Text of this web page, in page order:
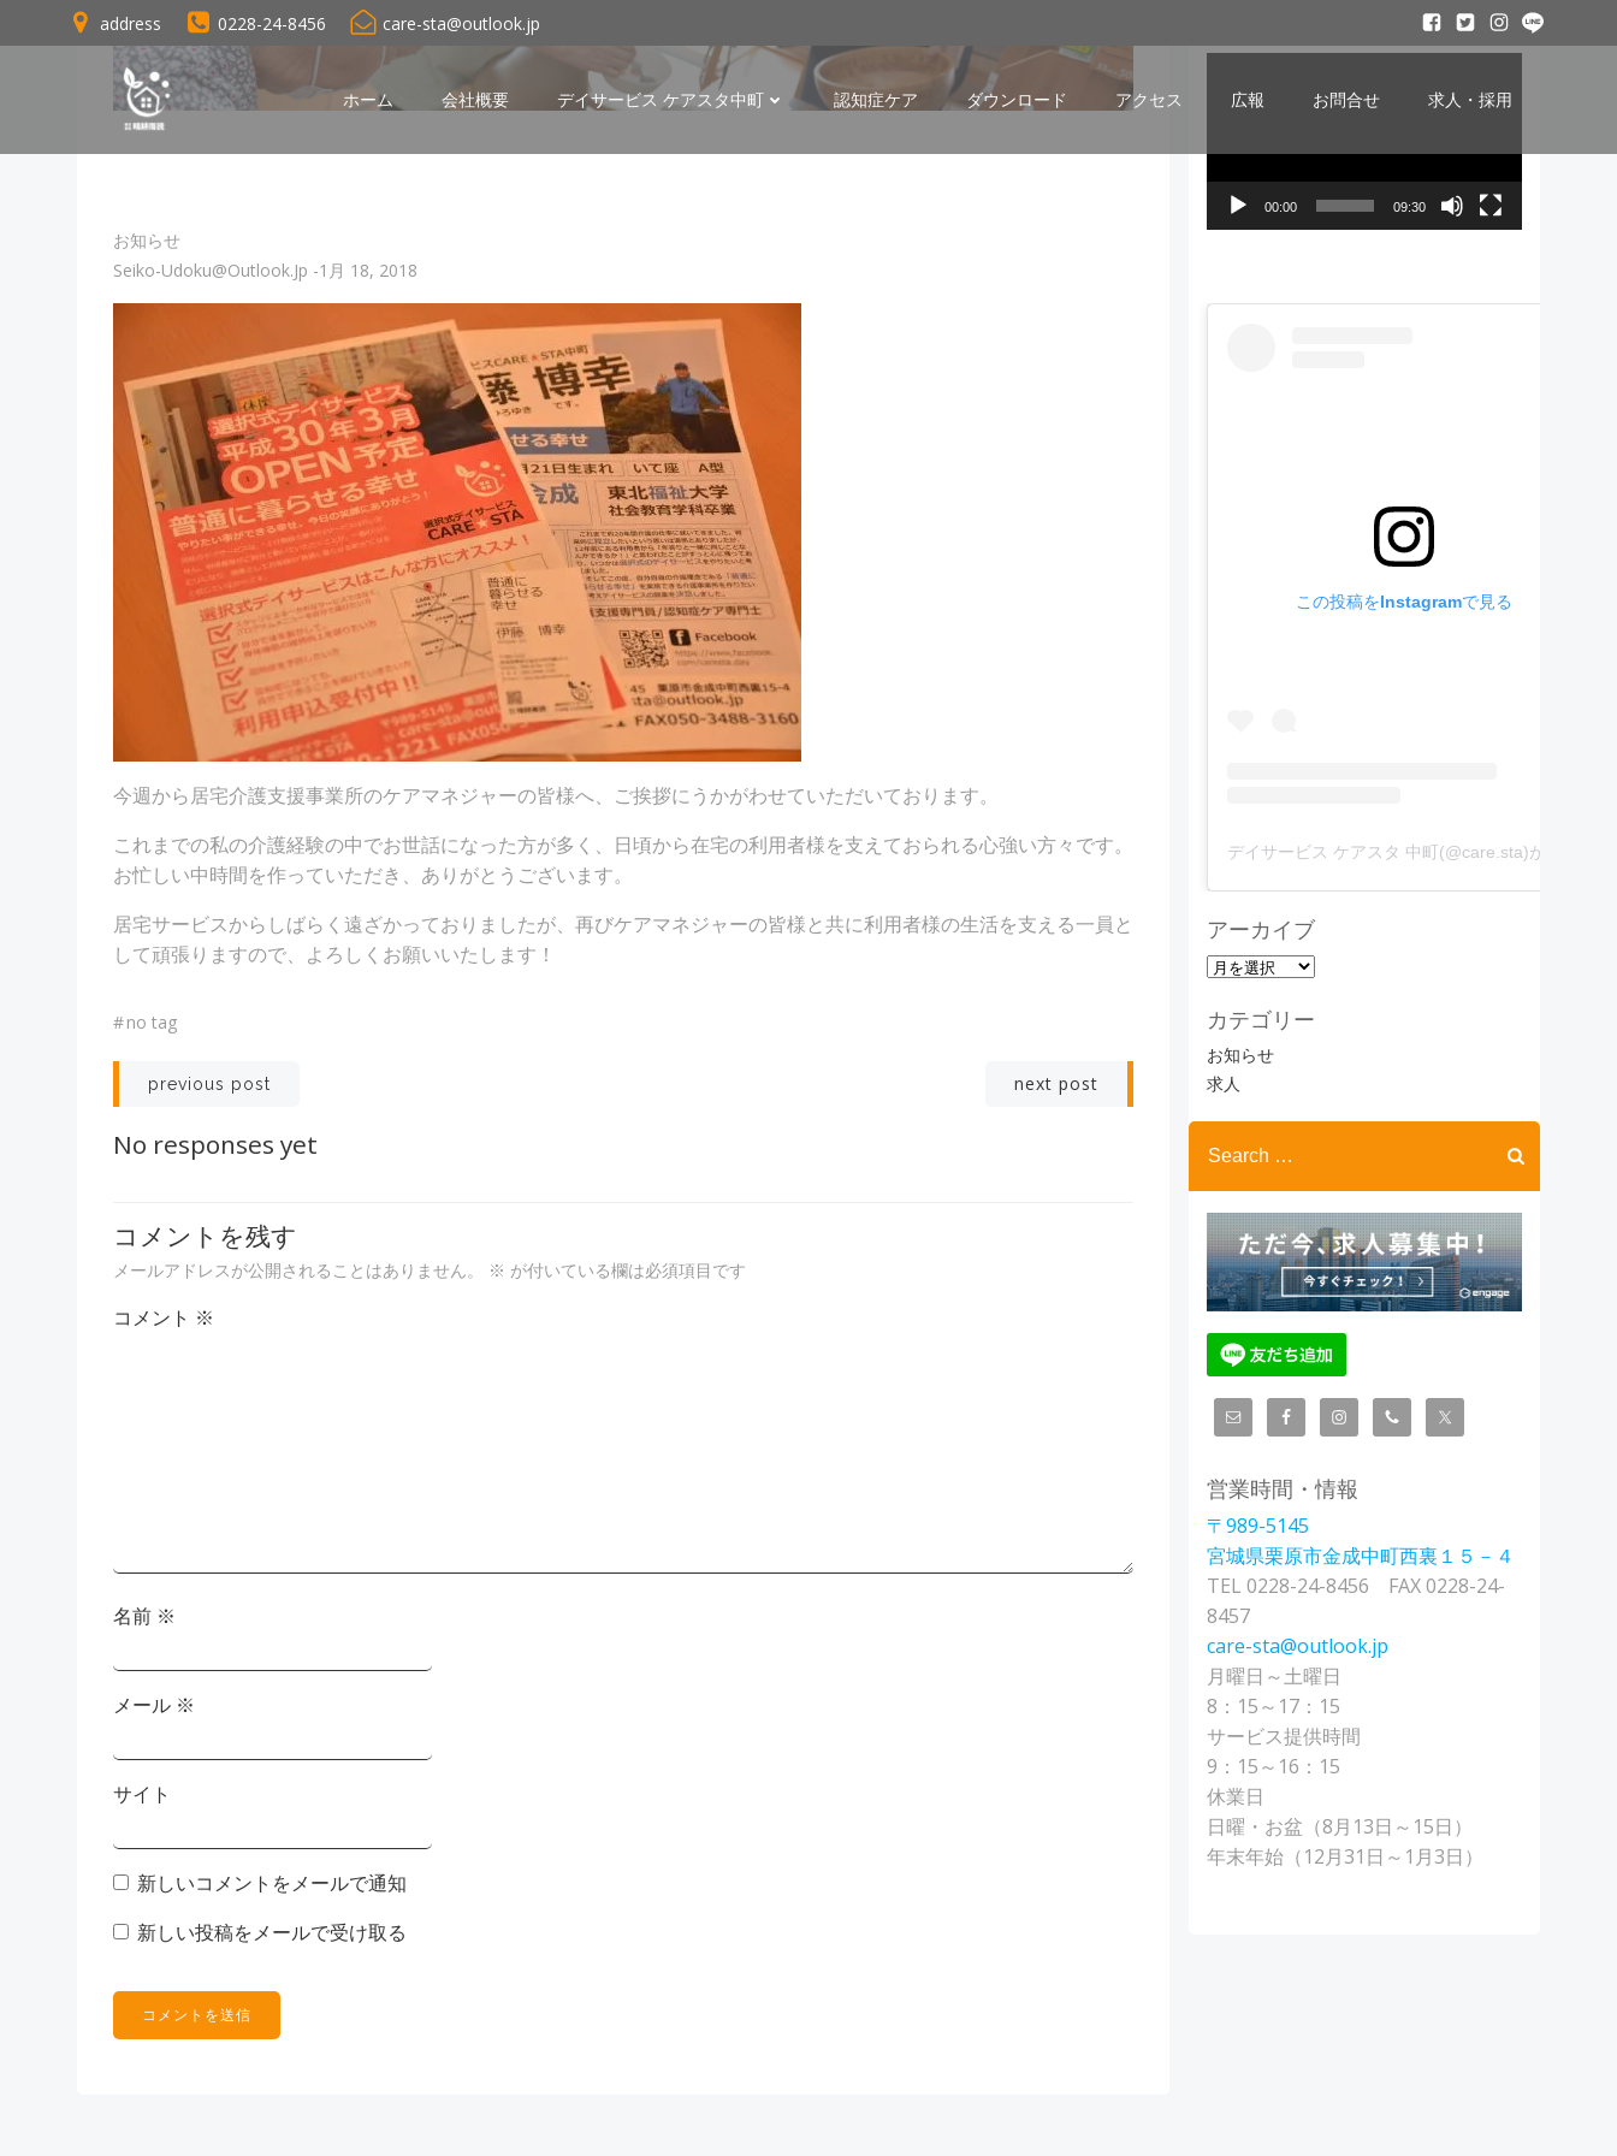
ン
へ
address 0228-24-8456 care-sta@outlook.jp
ホーム 会社概要 デイサービス ケアスタ中町 認知症ケア ダウンロード アクセス 広報 お問合せ 求人・採用
お知らせ
Seiko-Udoku@outlook.jp -1月 18, 2018
今週から居宅介護支援事業所のケアマネジャーの皆様へ、ご挨拶にうかがわせていただいております。
これまでの私の介護経験の中でお世話になった方が多く、日頃から在宅の利用者様を支えておられる心強い方々です。
お忙しい中時間を作っていただき、ありがとうございます。
居宅サービスからしばらく遠ざかっておりましたが、再びケアマネジャーの皆様と共に利用者様の生活を支える一員と
して頑張りますので、よろしくお願いいたします！
#no tag
投
稿
ビ
ゲ
ン
previous post
ビ
next post
No responses yet
コメントを残す
メールアドレスが公開されることはありません。 ※ が付いている欄は必須項目です
コメント ※
名前 ※
メール ※
サイト
新しいコメントをメールで通知
新しい投稿をメールで受け取る
レ
ー
00:00 09:30
この投稿をInstagramで見る
アーカイブ
ア
カ
イ
ブ
カテゴリー
お知らせ
求人
Search
for:
営業時間・情報
〒989-5145
宮城県栗原市金成中町西裏１５－４
TEL 0228-24-8456 FAX 0228-24-
8457
care-sta@outlook.jp
月曜日～土曜日
8：15～17：15
サービス提供時間
9：15～16：15
休業日
日曜・お盆（8月13日～15日）
年末年始（12月31日～1月3日）